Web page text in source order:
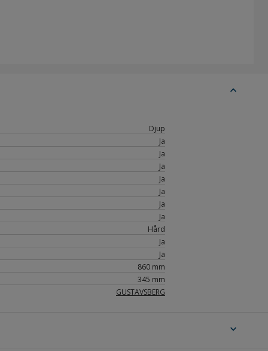
expand_less
Djup
Ja
Ja
Ja
Ja
Ja
Ja
Ja
Hård
Ja
Ja
860 mm
345 mm
GUSTAVSBERG
expand_more